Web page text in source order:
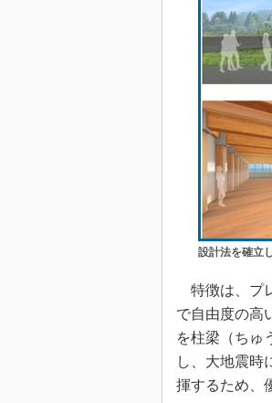
設計法を確立
特徴は、プ
で自由度の高
を柱梁（ちゅ
し、大地震時
揮するため、